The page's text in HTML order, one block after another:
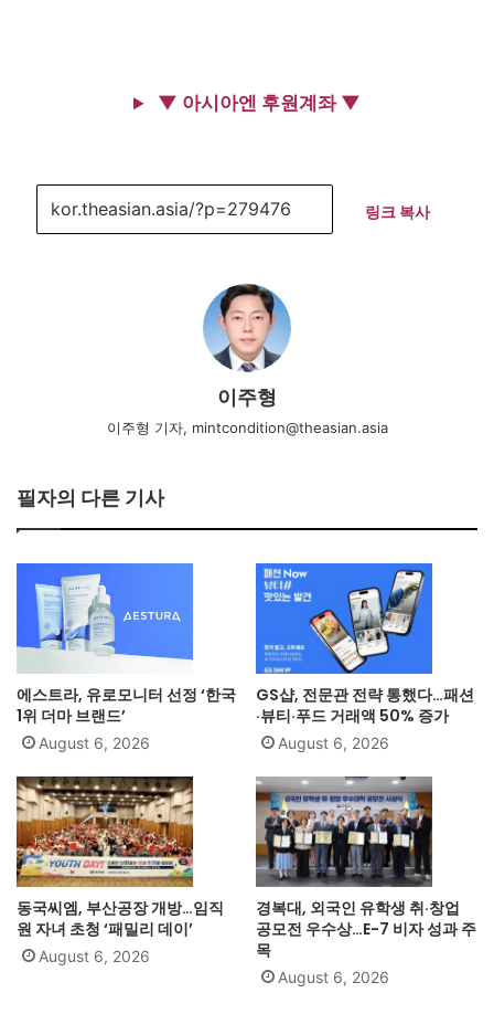
▼ 아시아엔 후원계좌 ▼
링크 복사
이주형
이주형 기자, mintcondition@theasian.asia
필자의 다른 기사
에스트라, 유로모니터 선정 ‘한국
1위 더마 브랜드’
August 6, 2026
GS샵, 전문관 전략 통했다…패션
·뷰티·푸드 거래액 50% 증가
August 6, 2026
동국씨엠, 부산공장 개방…임직
원 자녀 초청 ‘패밀리 데이’
August 6, 2026
경복대, 외국인 유학생 취·창업
공모전 우수상…E-7 비자 성과 주
목
August 6, 2026